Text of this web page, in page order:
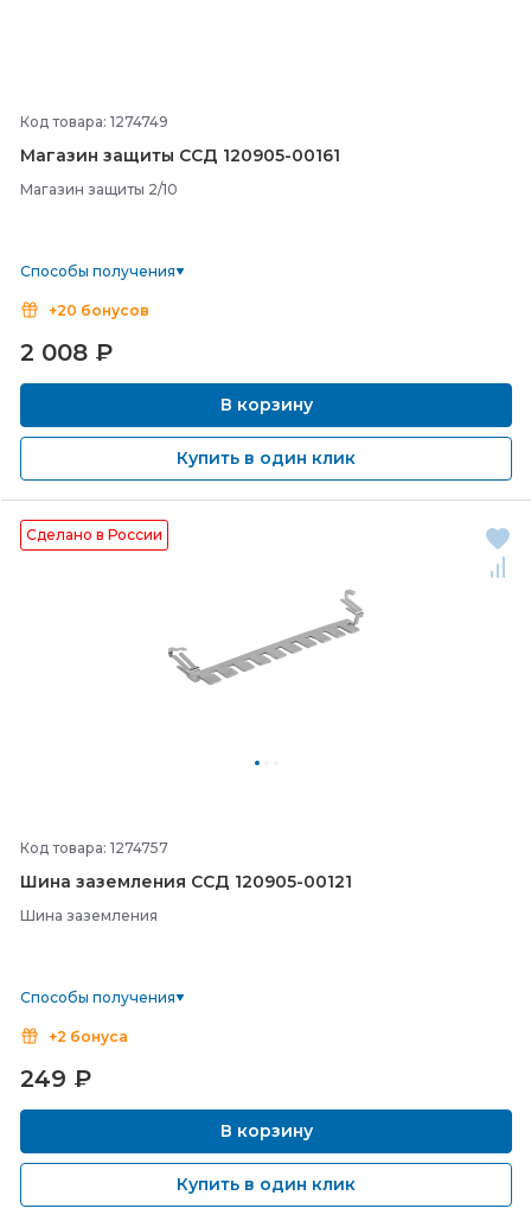
Код товара: 1274749
Магазин защиты ССД 120905-00161
Магазин защиты 2/10
Способы получения
+20 бонусов
2 008 ₽
В корзину
Купить в один клик
Сделано в России
Код товара: 1274757
Шина заземления ССД 120905-00121
Шина заземления
Способы получения
+2 бонуса
249 ₽
В корзину
Купить в один клик